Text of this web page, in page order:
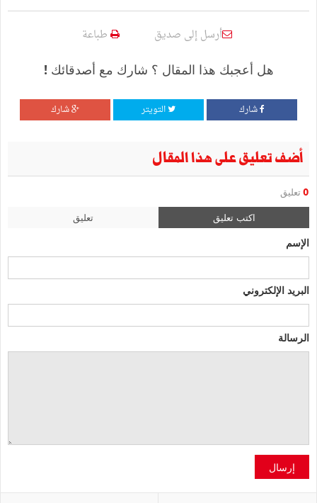
أرسل إلى صديق طباعة
هل أعجبك هذا المقال ؟ شارك مع أصدقائك !
شارك التويتر شارك
أضف تعليق على هذا المقال
0 تعليق
اكتب تعليق تعليق
الإسم
البريد الإلكتروني
الرسالة
إرسال